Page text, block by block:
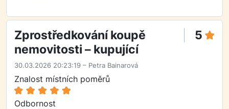
Zprostředkování koupě
nemovitosti – kupující
5
30.03.2026 20:23:19 – Petra Bainarová
Znalost místních poměrů
Odbornost